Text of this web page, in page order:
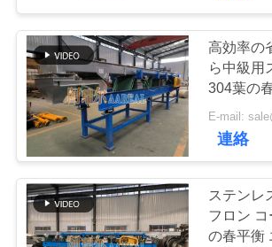
い
引
金
を
求
め
ターボスクリ
空気分別機
高効率の
ら中級用
304葉の
粒子を輸
キセント
ドバイブ
連絡
ステンレ
フロン
の春平衡